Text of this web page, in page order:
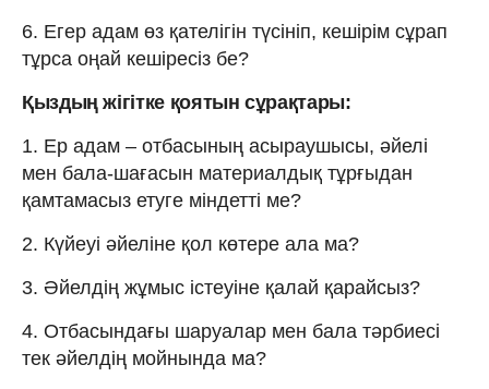
6. Егер адам өз қателігін түсініп, кешірім сұрап
тұрса оңай кешіресіз бе?
Қыздың жігітке қоятын сұрақтары:
1. Ер адам – отбасының асыраушысы, әйелі
мен бала-шағасын материалдық тұрғыдан
қамтамасыз етуге міндетті ме?
2. Күйеуі әйеліне қол көтере ала ма?
3. Әйелдің жұмыс істеуіне қалай қарайсыз?
4. Отбасындағы шаруалар мен бала тәрбиесі
тек әйелдің мойнында ма?